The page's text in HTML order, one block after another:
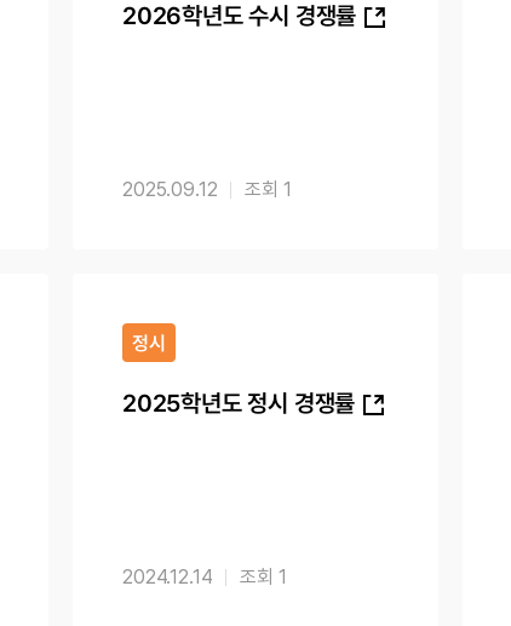
2026학년도 수시 경쟁률
2025.09.12 1
정시
2025학년도 정시 경쟁률
2024.12.14 1